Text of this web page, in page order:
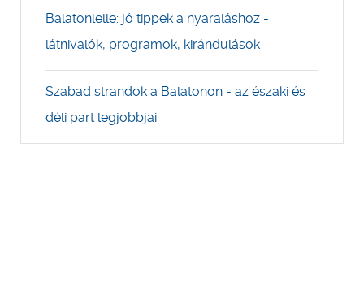
Balatonlelle: jó tippek a nyaraláshoz -
látnivalók, programok, kirándulások
Szabad strandok a Balatonon - az északi és
déli part legjobbjai